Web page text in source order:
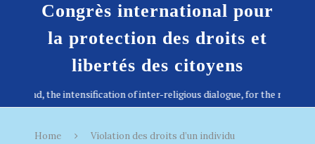
Congrès international pour
la protection des droits et
libertés des citoyens
Home Violation des droits d’un individu